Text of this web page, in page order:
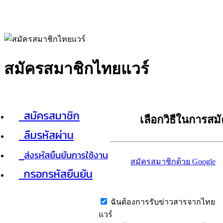
สมัครสมาชิกไทยแวร์
สมัครสมาชิก
ลืมรหัสผ่าน
ส่งรหัสยืนยันการใช้งาน
กรอกรหัสยืนยัน
เลือกวิธีในการส
สมัครสมาชิกด้วย Google
ฉันต้องการรับข่าวสารจากไทย
แวร์